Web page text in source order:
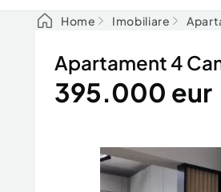
Home Imobiliare
Apartament 4
395.000 eur